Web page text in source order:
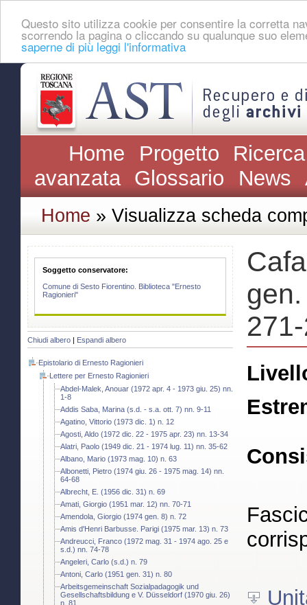
Questo sito utilizza cookie per consentire la corretta
scorrendo la pagina o cliccando su qualunque suo
saperne di più leggi l'informativa
Home Progetto
avanzata Glossario News
Home » Visualizza scheda
Soggetto conservatore:
Comune di Sesto Fiorentino. Biblioteca "Ernesto
Ragionieri"
Chiudi albero | Espandi albero
Epistolario di Ernesto Ragionieri
Lettere per Ernesto Ragionieri
Abdel-Malek, Anouar (1972 apr. 4 - 1973 giu. 25) nn.
1-8
Addis Saba, Marina (s.d. - s.a. ott. 7) nn. 9-11
Agatino, Vittorio (1973 dic. 1) n. 12
Agosti, Aldo (1972 dic. 22 - 1975 apr. 23) nn. 13-34
Alatri, Paolo (1949 dic. 21 - 1974 lug. 11) nn. 35-62
Albano, Mario (1973 mag. 10) n. 63
Albonetti, Pietro (1974 giu. 26 - 1975 mag. 14) nn.
64-68
Albrecht, E. (1956 dic. 31) n. 69
Amati, Giorgio (1951 mar. 12) nn. 70-71
Amendola, Giorgio (1974 gen. 8) n. 72
Amis d'Henri Barbusse. Parigi (1975 mar. 13) n. 73
Andreucci, Franco (1972 mag. 31 - 1974 ago. 25 e
s.d.) nn. 74-78
Angeleri, Carlo (s.d.) n. 79
Antoni, Carlo (1951 gen. 31) n. 80
Arbeitsgemeinschaft Sozialpadagogik und
Gesellschaftsbildung e V. Düsseldorf (1970 giu. 26)
n. 81